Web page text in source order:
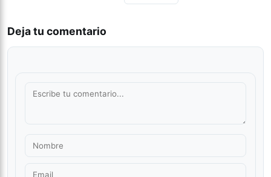
Deja tu comentario